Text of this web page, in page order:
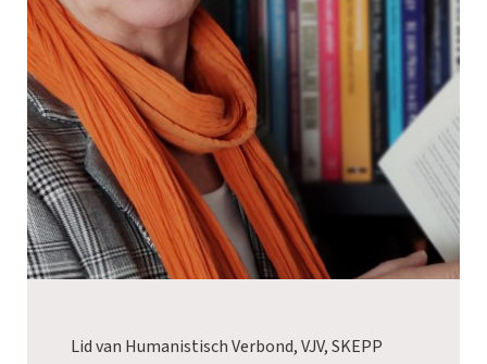
Lid van Humanistisch Verbond, VJV, SKEPP